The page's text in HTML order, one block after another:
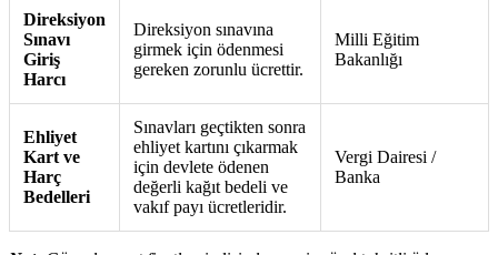
Direksiyon
Sınavı
Giriş
Harcı
Direksiyon sınavına
girmek için ödenmesi
gereken zorunlu ücrettir.
Milli Eğitim
Bakanlığı
Ehliyet
Kart ve
Harç
Bedelleri
Sınavları geçtikten sonra
ehliyet kartını çıkarmak
için devlete ödenen
değerli kağıt bedeli ve
vakıf payı ücretleridir.
Vergi Dairesi /
Banka